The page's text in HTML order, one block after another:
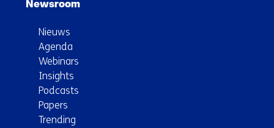
Newsroom
Nieuws
Agenda
Webinars
Insights
Podcasts
Papers
Trending